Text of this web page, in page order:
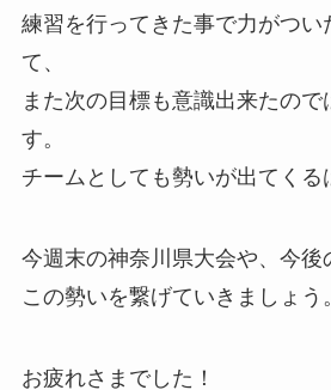
練習を行ってきた事で力がつい
て、
また次の目標も意識出来たので
す。
チームとしても勢いが出てくる
今週末の神奈川県大会や、今後
この勢いを繋げていきましょう。
お疲れさまでした！